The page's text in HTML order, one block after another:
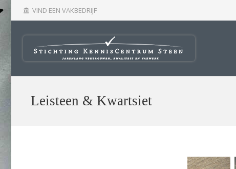
account_balance VIND EEN VAKBEDRIJF
Leisteen & Kwartsiet